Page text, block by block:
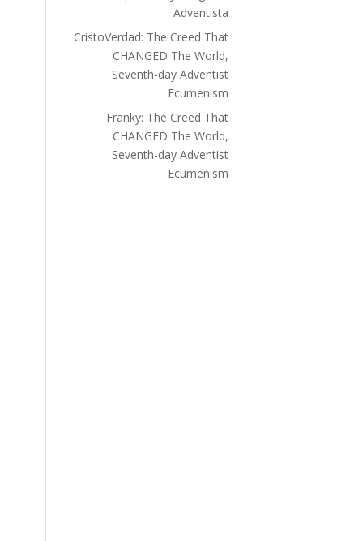
Adventista
CristoVerdad: The Creed That
CHANGED The World,
Seventh-day Adventist
Ecumenism
Franky: The Creed That
CHANGED The World,
Seventh-day Adventist
Ecumenism